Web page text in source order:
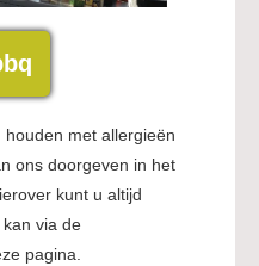
met allergieën
ons doorgeven in het
kunt u altijd
via de
pagina.